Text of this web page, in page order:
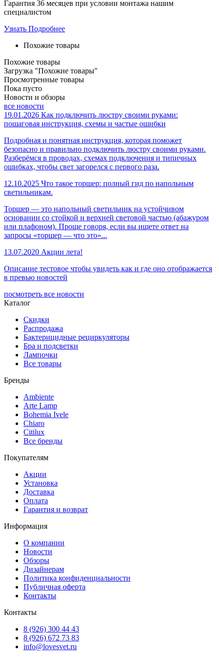
Гарантия 36 месяцев при условии монтажа нашим
специалистом
Узнать Подробнее
Похожие товары
Похожие товары
Загрузка "Похожие товары"
Просмотренные товары
Пока пусто
Новости и обзоры
все новости
19.01.2026 Как подключить люстру своими руками:
пошаговая инструкция, схемы и частые ошибки
Подробная и понятная инструкция, которая поможет
безопасно и правильно подключить люстру своими руками.
Разберёмся в проводах, схемах подключения и типичных
ошибках, чтобы свет загорелся с первого раза.
12.10.2025 Что такое торшер: полный гид по напольным
светильникам.
Торшер — это напольный светильник на устойчивом
основании со стойкой и верхней световой частью (абажуром
или плафоном). Проще говоря, если вы ищете ответ на
запросы «торшер — что это»...
13.07.2020 Акции лета!
Описание тестовое чтобы увидеть как и где оно отображается
в превью новостей
посмотреть все новости
Каталог
Скидки
Распродажа
Бактерицидные рециркуляторы
Бра и подсветки
Лампочки
Все товары
Бренды
Ambiente
Arte Lamp
Bohemia Ivele
Chiaro
Citilux
Все бренды
Покупателям
Акции
Установка
Доставка
Оплата
Гарантия и возврат
Информация
О компании
Новости
Обзоры
Дизайнерам
Политика конфиденциальности
Публичная оферта
Контакты
Контакты
8 (926) 300 44 43
8 (926) 672 73 83
info@lovesvet.ru